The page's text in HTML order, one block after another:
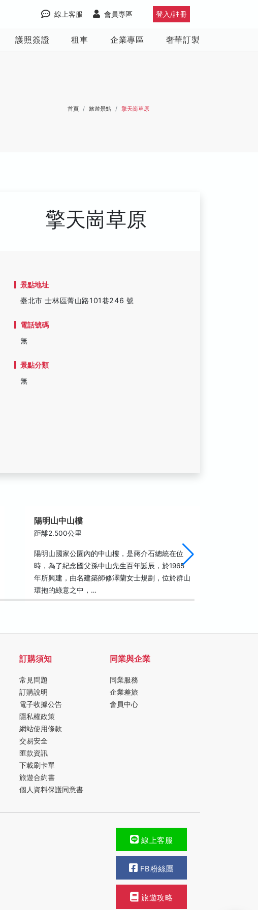
登入/註冊
會員專區
線上客服
護照簽證 租車 企業專區 奢華訂製
首頁 旅遊景點 擎天崗草原
擎天崗草原
景點地址
臺北市 士林區菁山路101巷246 號
電話號碼
無
景點分類
無
陽明山中山樓
距離2.500公里
陽明山國家公園內的中山樓，是蔣介石總統在位
時，為了紀念國父孫中山先生百年誕辰，於1965
年所興建，由名建築師修澤蘭女士規劃，位於群山
環抱的綠意之中，…
訂購須知
常見問題
訂購說明
電子收據公告
隱私權政策
網站使用條款
交易安全
匯款資訊
下載刷卡單
旅遊合約書
個人資料保護同意書
同業與企業
同業服務
企業差旅
會員中心
線上客服
FB粉絲團
旅遊攻略